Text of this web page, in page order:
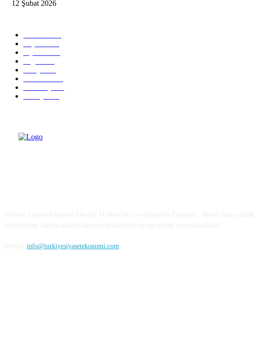
12 Şubat 2026
info@turkiyesiyasetekonomi.com